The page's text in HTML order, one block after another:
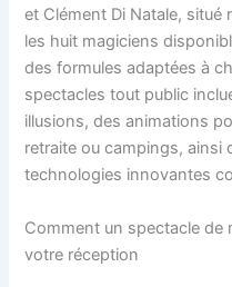
et Clément Di Natale, situé
les huit magiciens
des formules adaptées à
spectacles tout public
illusions, des animations
retraite ou campings, ainsi
technologies innovantes
Comment un spectacle de
votre réception